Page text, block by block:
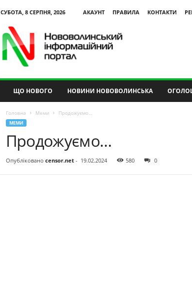
СУБОТА, 8 СЕРПНЯ, 2026 АКАУНТ ПРАВИЛА КОНТАКТИ
ЩО НОВОГО НОВИНИ НОВОВОЛИНСЬКА
Головна Меми Продожуємо…
МЕМИ
Продожуємо…
Опубліковано censor.net- 19.02.2024 580 0